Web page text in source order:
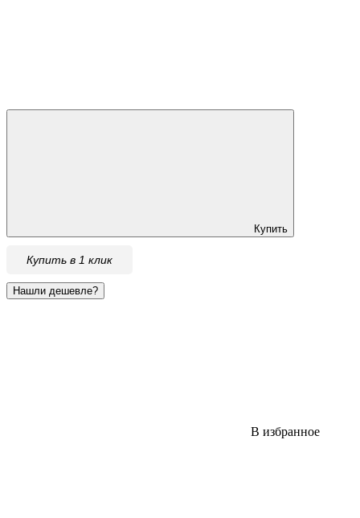
Купить
Купить в 1 клик
В избранное